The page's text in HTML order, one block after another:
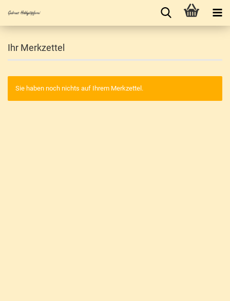
Ihr Merkzettel
Sie haben noch nichts auf Ihrem Merkzettel.